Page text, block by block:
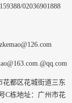
/02036901888
@qq.com
花都区花城街道三东
C栋地址：广州市花